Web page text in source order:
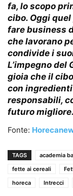
fa, lo scopo
cibo. Oggi
fare business
che lavorano
condivide i
L’impegno del
gioia che il
con
responsabili,
futuro migliore.
Fonte:
TAGS academia
fette ai cereali
horeca
Intrecci